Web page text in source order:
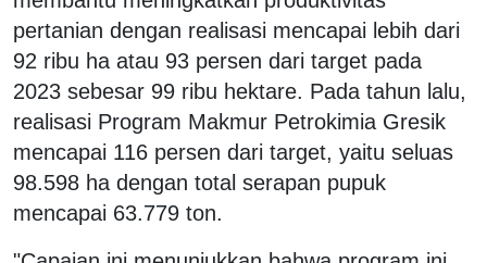
pertanian dengan realisasi mencapai lebih dari
92 ribu ha atau 93 persen dari target pada
2023 sebesar 99 ribu hektare. Pada tahun lalu,
realisasi Program Makmur Petrokimia Gresik
mencapai 116 persen dari target, yaitu seluas
98.598 ha dengan total serapan pupuk
mencapai 63.779 ton.